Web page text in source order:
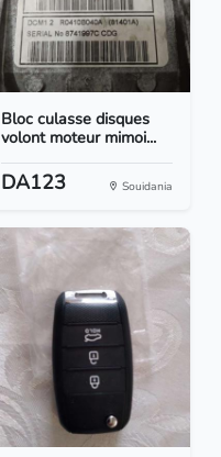
Bloc culasse disques
volont moteur mimoi...
DA123 Souidania